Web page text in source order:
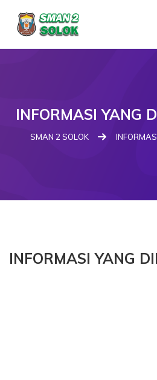
INFORMASI YANG
SMAN 2 SOLOK
INFORMASI YANG